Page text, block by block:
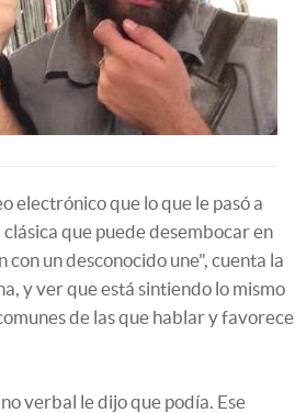
electrónico que lo que le pasó a
que puede desembocar en
un desconocido une", cuenta la
y ver que está sintiendo lo mismo
de las que hablar y favorece
verbal le dijo que podía. Ese